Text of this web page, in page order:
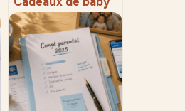
shower : 4
attentions pour
célébrer la future
maman